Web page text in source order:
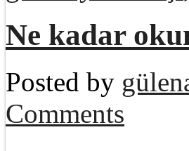
Ne kadar
Posted by
Comments